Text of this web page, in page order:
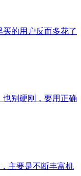
的用户反而多花了
别硬刚，要用正确
主要是不断丰富机